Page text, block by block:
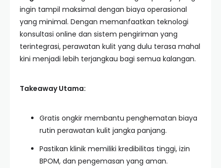
ingin tampil maksimal dengan biaya operasional
yang minimal. Dengan memanfaatkan teknologi
konsultasi online dan sistem pengiriman yang
terintegrasi, perawatan kulit yang dulu terasa mahal
kini menjadi lebih terjangkau bagi semua kalangan.
Takeaway Utama:
Gratis ongkir membantu penghematan biaya
rutin perawatan kulit jangka panjang.
Pastikan klinik memiliki kredibilitas tinggi, izin
BPOM, dan pengemasan yang aman.